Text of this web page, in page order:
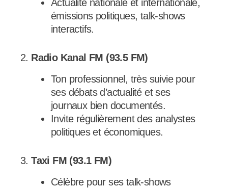
Actualité nationale et internationale,
émissions politiques, talk-shows
interactifs.
2. Radio Kanal FM (93.5 FM)
Ton professionnel, très suivie pour
ses débats d’actualité et ses
journaux bien documentés.
Invite régulièrement des analystes
politiques et économiques.
3.Taxi FM (93.1 FM)
Célèbre pour ses talk-shows